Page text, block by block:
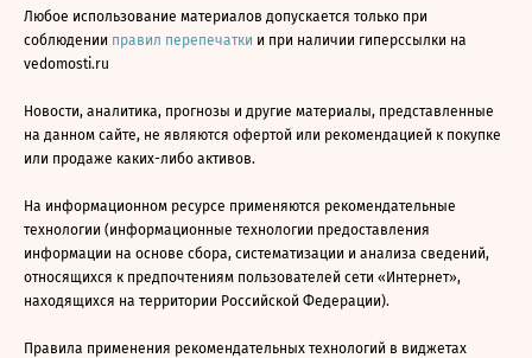
Любое использование материалов допускается только при
соблюдении правил перепечатки и при наличии гиперссылки на
vedomosti.ru
Новости, аналитика, прогнозы и другие материалы, представленные
на данном сайте, не являются офертой или рекомендацией к покупке
или продаже каких-либо активов.
На информационном ресурсе применяются рекомендательные
технологии (информационные технологии предоставления
информации на основе сбора, систематизации и анализа сведений,
относящихся к предпочтениям пользователей сети «Интернет»,
находящихся на территории Российской Федерации).
Правила применения рекомендательных технологий в виджетах